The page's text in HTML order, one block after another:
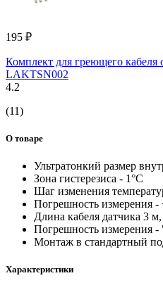
195 ₽
Комплект для греющего
LAKTSN002
4.2
(11)
О товаре
Ультратонкий размер
Зона гистерезиса - 1°С
Шаг изменения
Погрешность измерения -
Длина кабеля датчика 3
Погрешность измерения -
Монтаж в стандартный
Характеристики